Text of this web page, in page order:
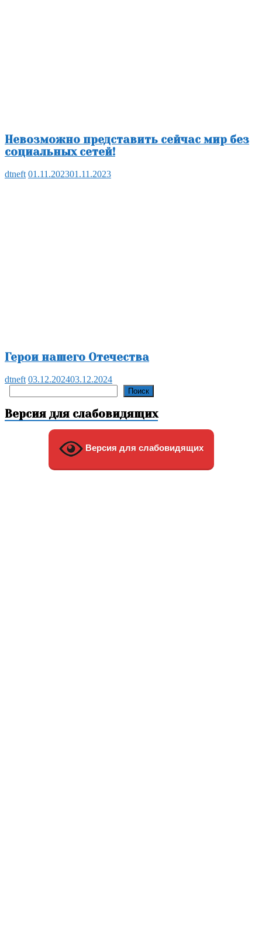
Невозможно представить сейчас мир без
социальных сетей!
dtneft 01.11.202301.11.2023
Герои нашего Отечества
dtneft 03.12.202403.12.2024
Поиск
Версия для слабовидящих
Версия для слабовидящих